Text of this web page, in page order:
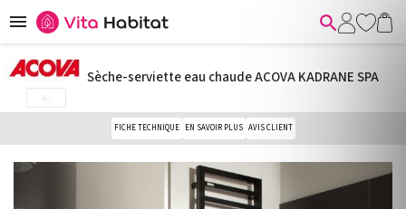
 
Sèche-serviette eau chaude ACOVA KADRANE SPA
FICHE TECHNIQUE EN SAVOIR PLUS AVIS CLIENT